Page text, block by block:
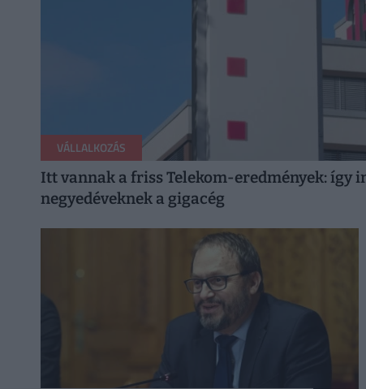
VÁLLALKOZÁS
Itt vannak a friss Telekom-eredmények: így
negyedéveknek a gigacég